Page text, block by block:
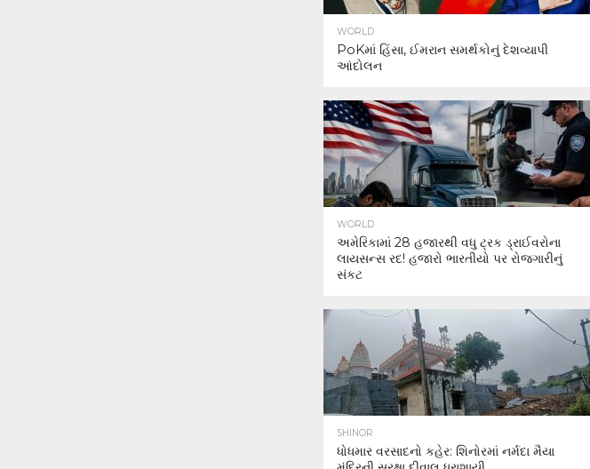
WORLD
PoKમાં હિંસા, ઈમરાન સમર્થકોનું દેશવ્યાપી
આંદોલન
WORLD
અમેરિકામાં 28 હજારથી વધુ ટ્રક ડ્રાઈવરોના
લાયસન્સ રદ! હજારો ભારતીયો પર રોજગારીનું
સંકટ
SHINOR
ધોધમાર વરસાદનો કહેર: શિનોરમાં નર્મદા મૈયા